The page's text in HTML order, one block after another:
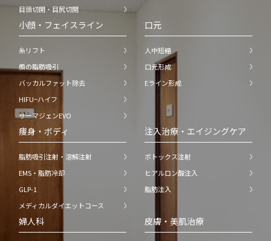
目頭切開・目尻切開
小顔・フェイスライン
糸リフト
顔の脂肪吸引
バッカルファット除去
HIFU−ハイフ
サーマジェンEVO
口元
人中短縮
口元形成
Eライン形成
痩身・ボディ
脂肪吸引注射・溶解注射
EMS・脂肪冷却
GLP-1
メディカルダイエットコース
注入治療・エイジングケア
ボトックス注射
ヒアルロン酸注入
脂肪注入
婦人科 皮膚・美肌治療